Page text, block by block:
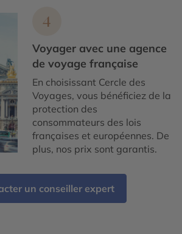
4
Voyager avec une agence
de voyage française
En choisissant Cercle des
Voyages, vous bénéficiez de la
protection des
consommateurs des lois
françaises et européennes. De
plus, nos prix sont garantis.
un conseiller expert